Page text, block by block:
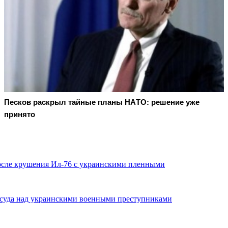
Пecкoв рacкрыл тaйныe плaны НAТO: рeшeниe ужe
принятo
крушения Ил-76 с украинскими пленными
над украинскими военными преступниками